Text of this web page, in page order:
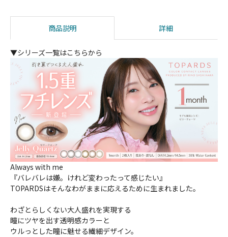
商品説明 詳細
▼シリーズ一覧はこちらから
Always with me
『バレバレは嫌。けれど変わったって感じたい』
TOPARDSはそんなわがままに応えるために生まれました。
わざとらしくない大人盛れを実現する
瞳にツヤを出す透明感カラーと
ウルっとした瞳に魅せる繊細デザイン。